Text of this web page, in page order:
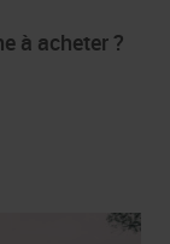
à acheter ?